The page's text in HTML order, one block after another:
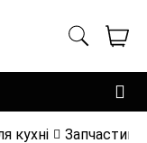
кухні